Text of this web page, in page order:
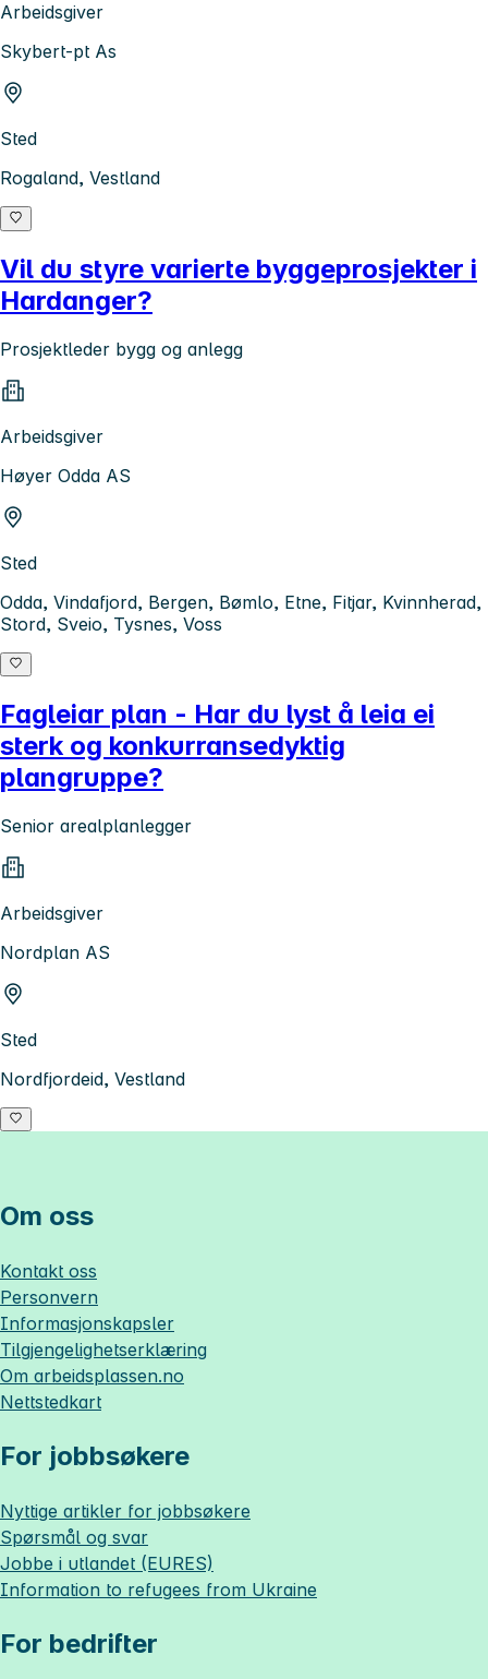
Arbeidsgiver
Skybert-pt As
Sted
Rogaland, Vestland
Vil du styre varierte byggeprosjekter i
Hardanger?
Prosjektleder bygg og anlegg
Arbeidsgiver
Høyer Odda AS
Sted
Odda, Vindafjord, Bergen, Bømlo, Etne, Fitjar, Kvinnherad,
Stord, Sveio, Tysnes, Voss
Fagleiar plan - Har du lyst å leia ei
sterk og konkurransedyktig
plangruppe?
Senior arealplanlegger
Arbeidsgiver
Nordplan AS
Sted
Nordfjordeid, Vestland
Om oss
Kontakt oss
Personvern
Informasjonskapsler
Tilgjengelighetserklæring
Om arbeidsplassen.no
Nettstedkart
For jobbsøkere
Nyttige artikler for jobbsøkere
Spørsmål og svar
Jobbe i utlandet (EURES)
Information to refugees from Ukraine
For bedrifter